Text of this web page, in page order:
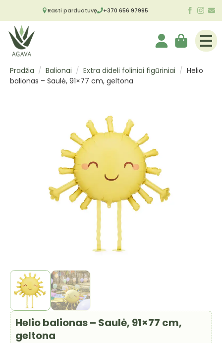
Rasti parduotuvę +370 656 97995
Pradžia Balionai Extra dideli foliniai figūriniai
Helio
balionas – Saulė, 91×77 cm, geltona
Helio balionas – Saulė, 91×77 cm,
geltona